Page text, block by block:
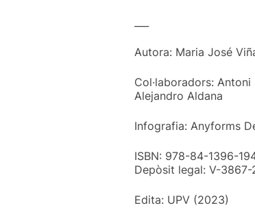
Autora: Maria José
Col·laboradors:
Alejandro Aldana
Infografia: Anyforms
ISBN: 978-84-1396-
Depòsit legal: V-3867-
Edita: UPV (2023)